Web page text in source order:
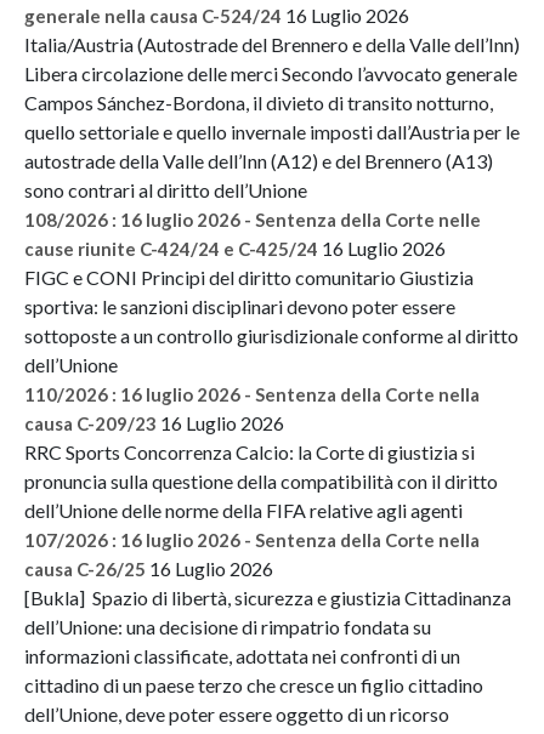
generale nella causa C-524/24 16 Luglio 2026
Italia/Austria (Autostrade del Brennero e della Valle dell’Inn)
Libera circolazione delle merci Secondo l’avvocato generale
Campos Sánchez-Bordona, il divieto di transito notturno,
quello settoriale e quello invernale imposti dall’Austria per le
autostrade della Valle dell’Inn (A12) e del Brennero (A13)
sono contrari al diritto dell’Unione
108/2026 : 16 luglio 2026 - Sentenza della Corte nelle
cause riunite C-424/24 e C-425/24 16 Luglio 2026
FIGC e CONI Principi del diritto comunitario Giustizia
sportiva: le sanzioni disciplinari devono poter essere
sottoposte a un controllo giurisdizionale conforme al diritto
dell’Unione
110/2026 : 16 luglio 2026 - Sentenza della Corte nella
causa C-209/23 16 Luglio 2026
RRC Sports Concorrenza Calcio: la Corte di giustizia si
pronuncia sulla questione della compatibilità con il diritto
dell’Unione delle norme della FIFA relative agli agenti
107/2026 : 16 luglio 2026 - Sentenza della Corte nella
causa C-26/25 16 Luglio 2026
[Bukla] Spazio di libertà, sicurezza e giustizia Cittadinanza
dell’Unione: una decisione di rimpatrio fondata su
informazioni classificate, adottata nei confronti di un
cittadino di un paese terzo che cresce un figlio cittadino
dell’Unione, deve poter essere oggetto di un ricorso